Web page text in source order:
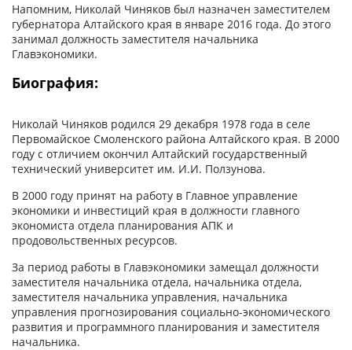
Напомним, Николай Чиняков был назначен заместителем
губернатора Алтайского края в январе 2016 года. До этого
занимал должность заместителя начальника
Главэкономики.
Биография:
Николай Чиняков родился 29 декабря 1978 года в селе
Первомайское Смоленского района Алтайского края. В 2000
году с отличием окончил Алтайский государственный
технический университет им. И.И. Ползунова.
В 2000 году принят на работу в Главное управление
экономики и инвестиций края в должности главного
экономиста отдела планирования АПК и
продовольственных ресурсов.
За период работы в Главэкономики замещал должности
заместителя начальника отдела, начальника отдела,
заместителя начальника управления, начальника
управления прогнозирования социально-экономического
развития и программного планирования и заместителя
начальника.